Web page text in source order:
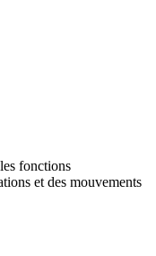
fonctions
et des mouvements